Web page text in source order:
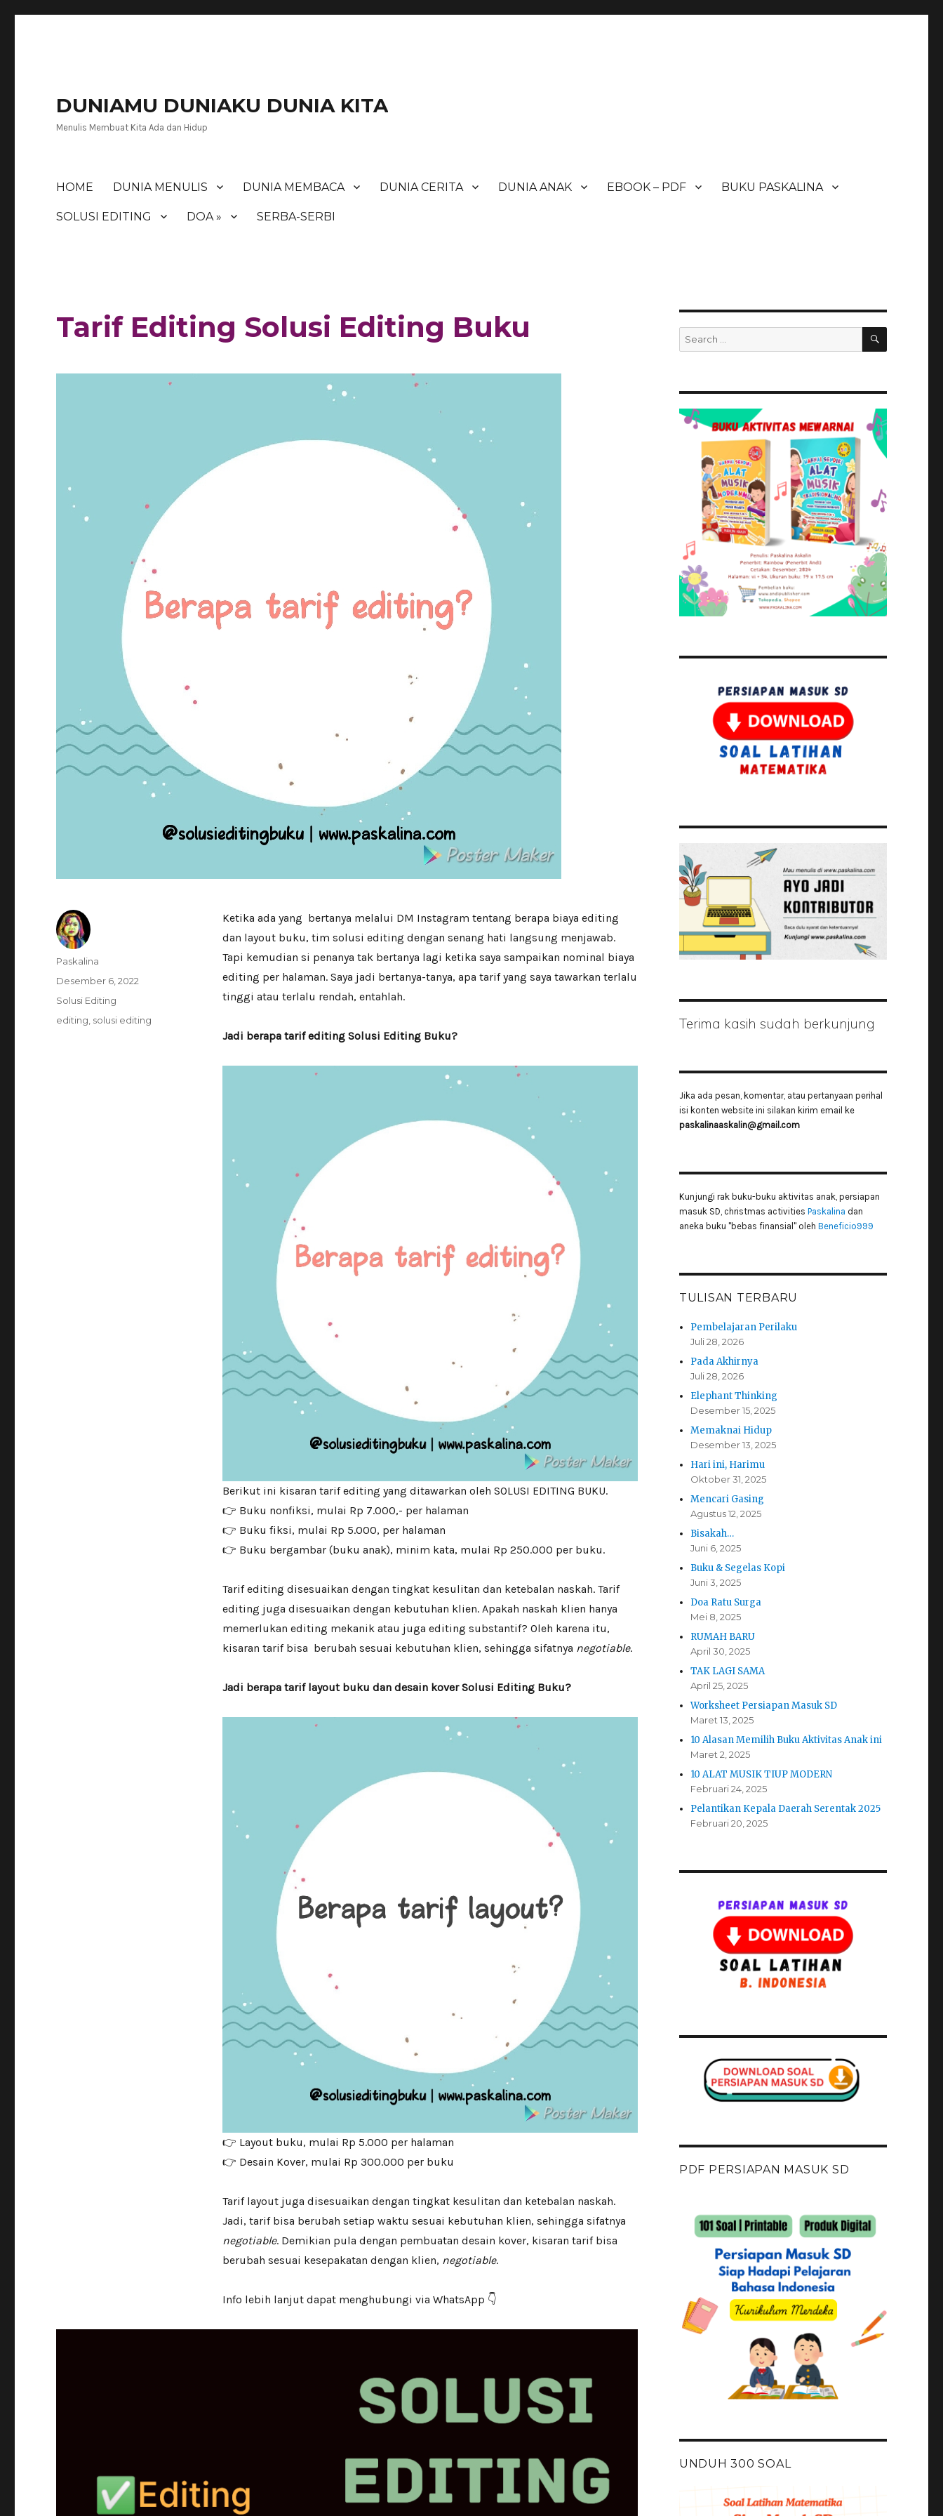
DUNIAMU DUNIAKU DUNIA KITA
Menulis Membuat Kita Ada dan Hidup
HOME DUNIA MENULIS DUNIA MEMBACA DUNIA CERITA DUNIA ANAK EBOOK – PDF BUKU PASKALINA
SOLUSI EDITING DOA » SERBA-SERBI
Tarif Editing Solusi Editing Buku
Ketika ada yang bertanya melalui DM Instagram tentang berapa biaya editing
dan layout buku, tim solusi editing dengan senang hati langsung menjawab.
Tapi kemudian si penanya tak bertanya lagi ketika saya sampaikan nominal biaya
editing per halaman. Saya jadi bertanya-tanya, apa tarif yang saya tawarkan terlalu
tinggi atau terlalu rendah, entahlah.
Jadi berapa tarif editing Solusi Editing Buku?
Berikut ini kisaran tarif editing yang ditawarkan oleh SOLUSI EDITING BUKU.
👉 Buku nonfiksi, mulai Rp 7.000,- per halaman
👉 Buku fiksi, mulai Rp 5.000, per halaman
👉 Buku bergambar (buku anak), minim kata, mulai Rp 250.000 per buku.
Tarif editing disesuaikan dengan tingkat kesulitan dan ketebalan naskah. Tarif
editing juga disesuaikan dengan kebutuhan klien. Apakah naskah klien hanya
memerlukan editing mekanik atau juga editing substantif? Oleh karena itu,
kisaran tarif bisa berubah sesuai kebutuhan klien, sehingga sifatnya negotiable.
Jadi berapa tarif layout buku dan desain kover Solusi Editing Buku?
👉 Layout buku, mulai Rp 5.000 per halaman
👉 Desain Kover, mulai Rp 300.000 per buku
Tarif layout juga disesuaikan dengan tingkat kesulitan dan ketebalan naskah.
Jadi, tarif bisa berubah setiap waktu sesuai kebutuhan klien, sehingga sifatnya
negotiable. Demikian pula dengan pembuatan desain kover, kisaran tarif bisa
berubah sesuai kesepakatan dengan klien, negotiable.
Info lebih lanjut dapat menghubungi via WhatsApp 👇
Author
Paskalina
Posted
Desember 6, 2022
Categories
Solusi Editing
Tags
editing solusi editing
Search
for:
SEARCH
Terima kasih sudah berkunjung
Jika ada pesan, komentar, atau pertanyaan perihal
isi konten website ini silakan kirim email ke
paskalinaaskalin@gmail.com
Kunjungi rak buku-buku aktivitas anak, persiapan
masuk SD, christmas activities Paskalina dan
aneka buku "bebas finansial" oleh Beneficio999
TULISAN TERBARU
Pembelajaran Perilaku
Juli 28, 2026
Pada Akhirnya
Juli 28, 2026
Elephant Thinking
Desember 15, 2025
Memaknai Hidup
Desember 13, 2025
Hari ini, Harimu
Oktober 31, 2025
Mencari Gasing
Agustus 12, 2025
Bisakah…
Juni 6, 2025
Buku & Segelas Kopi
Juni 3, 2025
Doa Ratu Surga
Mei 8, 2025
RUMAH BARU
April 30, 2025
TAK LAGI SAMA
April 25, 2025
Worksheet Persiapan Masuk SD
Maret 13, 2025
10 Alasan Memilih Buku Aktivitas Anak ini
Maret 2, 2025
10 ALAT MUSIK TIUP MODERN
Februari 24, 2025
Pelantikan Kepala Daerah Serentak 2025
Februari 20, 2025
PDF PERSIAPAN MASUK SD
UNDUH 300 SOAL